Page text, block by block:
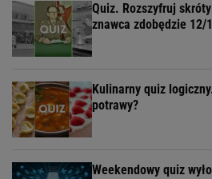
Quiz. Rozszyfruj
znawca zdobędzie 12/
Kulinarny quiz
potrawy?
Weekendowy quiz